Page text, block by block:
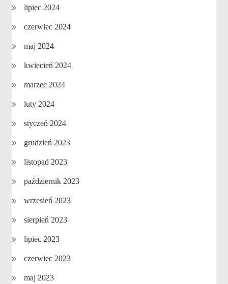
lipiec 2024
czerwiec 2024
maj 2024
kwiecień 2024
marzec 2024
luty 2024
styczeń 2024
grudzień 2023
listopad 2023
październik 2023
wrzesień 2023
sierpień 2023
lipiec 2023
czerwiec 2023
maj 2023